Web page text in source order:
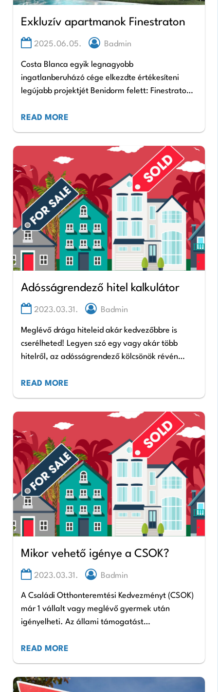
Exkluzív apartmanok Finestraton
2025.06.05. Badmin
Costa Blanca egyik legnagyobb
ingatlanberuházó cége elkezdte értékesíteni
legújabb projektjét Benidorm felett: Finestraton,
és ahol az ingatlanok az Euróban értéknövekedő
befektetések közül is…
READ MORE
Adósságrendező hitel kalkulátor
2023.03.31. Badmin
Meglévő drága hiteleid akár kedvezőbbre is
cserélheted! Legyen szó egy vagy akár több
hitelről, az adósságrendező kölcsönök révén
tartozásaidat, ezzel is rendszerezni és
egyszerűbbé tenni…
READ MORE
Mikor vehető igénye a CSOK?
2023.03.31. Badmin
A Családi Otthonteremtési Kedvezményt (CSOK)
már 1 vállalt vagy meglévő gyermek után
igényelheti. Az állami támogatást
lakóház vásárlására, építésre vagy akár
meglévő otthona bővítésére…
READ MORE